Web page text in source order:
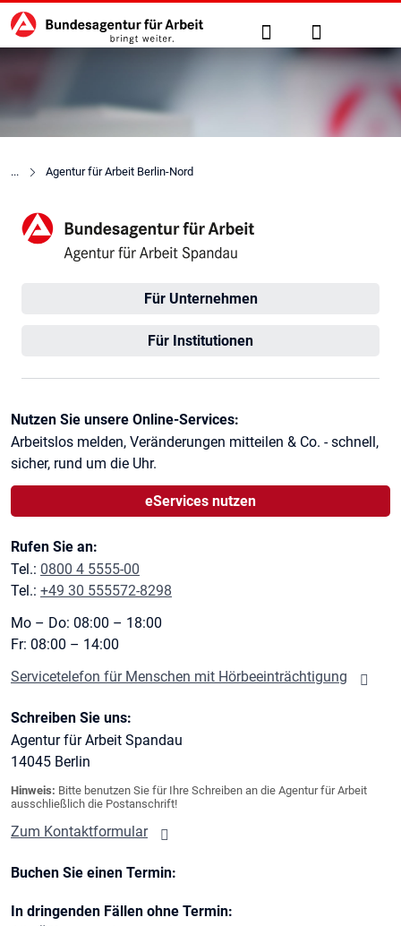
zu den Hauptinhalten springen
Hauptnavigation Suche Anmelden
Agentur für Arbeit Berlin-Nord
Agentur für Arbeit Spandau
Für Unternehmen
Für Institutionen
Kontaktinformationen
Nutzen Sie unsere Online-Services:
Arbeitslos melden, Veränderungen mitteilen & Co. - schnell,
sicher, rund um die Uhr.
eServices nutzen
Rufen Sie an:
Tel.: 0800 4 5555-00
Tel.: +49 30 555572-8298
Mo – Do: 08:00 – 18:00
Fr: 08:00 – 14:00
Servicetelefon für Menschen mit Hörbeeinträchtigung
Schreiben Sie uns:
Agentur für Arbeit Spandau
14045 Berlin
Hinweis: Bitte benutzen Sie für Ihre Schreiben an die Agentur für Arbeit
ausschließlich die Postanschrift!
Zum Kontaktformular
Buchen Sie einen Termin:
In dringenden Fällen ohne Termin: